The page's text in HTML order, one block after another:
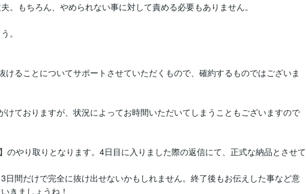
。もちろん、やめられない事に対して責める必要もありません。
。
けることについてサポートさせていただくもので、確約するものではございま
けておりますが、状況によってお時間いただいてしまうこともございますので
のやり取りとなります。4日目に入りました際の返信にて、正式な納品とさせて
日間だけで完全に抜け出せないかもしれません。終了後もお伝えした事など意
きましょうね！